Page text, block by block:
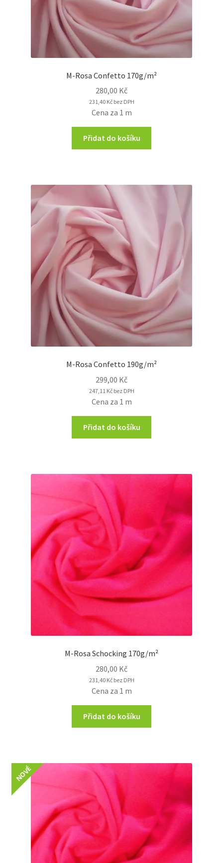
M-Rosa Confetto 170g/m²
280,00 Kč
231,40 Kčbez DPH
Cena za 1 m
Přidat do košíku
M-Rosa Confetto 190g/m²
299,00 Kč
247,11 Kčbez DPH
Cena za 1 m
Přidat do košíku
M-Rosa Schocking 170g/m²
280,00 Kč
231,40 Kčbez DPH
Cena za 1 m
Přidat do košíku
NOVÉ